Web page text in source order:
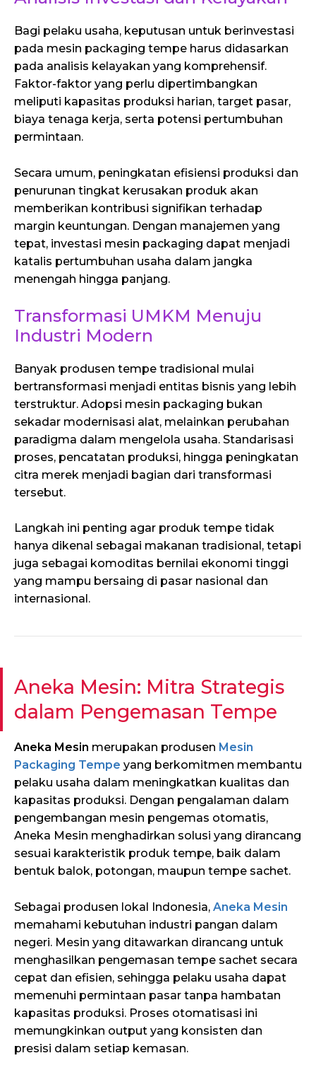
Bagi pelaku usaha, keputusan untuk berinvestasi
pada mesin packaging tempe harus didasarkan
pada analisis kelayakan yang komprehensif.
Faktor-faktor yang perlu dipertimbangkan
meliputi kapasitas produksi harian, target pasar,
biaya tenaga kerja, serta potensi pertumbuhan
permintaan.
Secara umum, peningkatan efisiensi produksi dan
penurunan tingkat kerusakan produk akan
memberikan kontribusi signifikan terhadap
margin keuntungan. Dengan manajemen yang
tepat, investasi mesin packaging dapat menjadi
katalis pertumbuhan usaha dalam jangka
menengah hingga panjang.
Transformasi UMKM Menuju
Industri Modern
Banyak produsen tempe tradisional mulai
bertransformasi menjadi entitas bisnis yang lebih
terstruktur. Adopsi mesin packaging bukan
sekadar modernisasi alat, melainkan perubahan
paradigma dalam mengelola usaha. Standarisasi
proses, pencatatan produksi, hingga peningkatan
citra merek menjadi bagian dari transformasi
tersebut.
Langkah ini penting agar produk tempe tidak
hanya dikenal sebagai makanan tradisional, tetapi
juga sebagai komoditas bernilai ekonomi tinggi
yang mampu bersaing di pasar nasional dan
internasional.
Aneka Mesin: Mitra Strategis
dalam Pengemasan Tempe
Aneka Mesin merupakan produsen Mesin
Packaging Tempe yang berkomitmen membantu
pelaku usaha dalam meningkatkan kualitas dan
kapasitas produksi. Dengan pengalaman dalam
pengembangan mesin pengemas otomatis,
Aneka Mesin menghadirkan solusi yang dirancang
sesuai karakteristik produk tempe, baik dalam
bentuk balok, potongan, maupun tempe sachet.
Sebagai produsen lokal Indonesia, Aneka Mesin
memahami kebutuhan industri pangan dalam
negeri. Mesin yang ditawarkan dirancang untuk
menghasilkan pengemasan tempe sachet secara
cepat dan efisien, sehingga pelaku usaha dapat
memenuhi permintaan pasar tanpa hambatan
kapasitas produksi. Proses otomatisasi ini
memungkinkan output yang konsisten dan
presisi dalam setiap kemasan.